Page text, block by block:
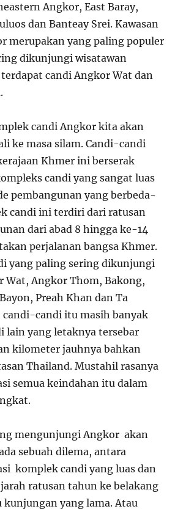
Angkor, East Baray,
dan Banteay Srei. Kawasan
merupakan yang paling populer
dikunjungi wisatawan
candi Angkor Wat dan
candi Angkor kita akan
ke masa silam. Candi-candi
Khmer ini berserak
candi yang sangat luas
pembangunan yang berbeda-
candi ini terdiri dari ratusan
dari abad 8 hingga ke-14
perjalanan bangsa Khmer.
yang paling sering dikunjungi
Wat, Angkor Thom, Bakong,
Preah Khan dan Ta
candi-candi itu masih banyak
lain yang letaknya tersebar
kilometer jauhnya bahkan
Thailand. Mustahil rasanya
semua keindahan itu dalam
mengunjungi Angkor akan
sebuah dilema, antara
komplek candi yang luas dan
ratusan tahun ke belakang
kunjungan yang lama. Atau